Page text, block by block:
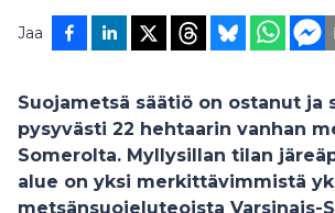
Jaa
Suojametsä säätiö on ostanut ja
pysyvästi 22 hehtaarin vanhan
Somerolta. Myllysillan tilan
alue on yksi merkittävimmistä
metsänsuojeluteoista Varsinais-